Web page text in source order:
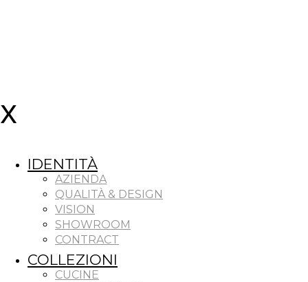
IDENTITÀ
AZIENDA
QUALITÀ & DESIGN
VISION
SHOWROOM
CONTRACT
COLLEZIONI
CUCINE